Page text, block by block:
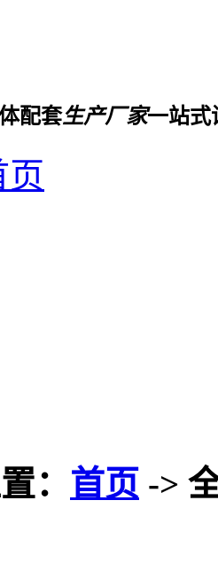
配套生产厂家一站式
页
： 首页 ->